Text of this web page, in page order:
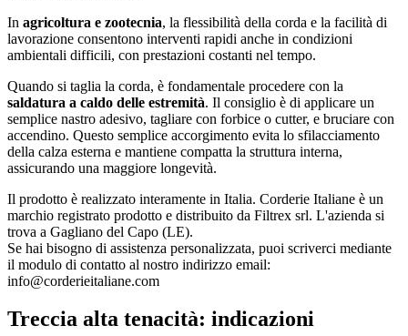
In agricoltura e zootecnia, la flessibilità della corda e la facilità di
lavorazione consentono interventi rapidi anche in condizioni
ambientali difficili, con prestazioni costanti nel tempo.
Quando si taglia la corda, è fondamentale procedere con la
saldatura a caldo delle estremità. Il consiglio è di applicare un
semplice nastro adesivo, tagliare con forbice o cutter, e bruciare con
accendino. Questo semplice accorgimento evita lo sfilacciamento
della calza esterna e mantiene compatta la struttura interna,
assicurando una maggiore longevità.
Il prodotto è realizzato interamente in Italia. Corderie Italiane è un
marchio registrato prodotto e distribuito da Filtrex srl. L'azienda si
trova a Gagliano del Capo (LE).
Se hai bisogno di assistenza personalizzata, puoi scriverci mediante
il modulo di contatto al nostro indirizzo email:
info@corderieitaliane.com
Treccia alta tenacità: indicazioni